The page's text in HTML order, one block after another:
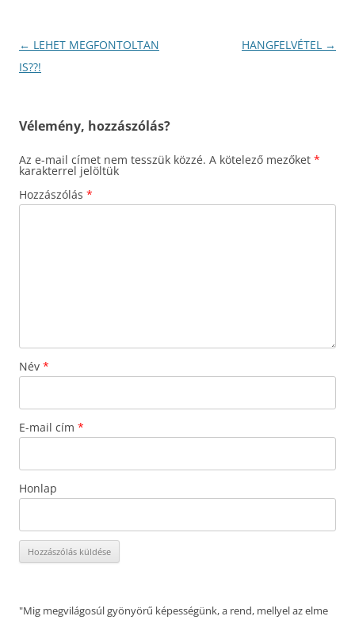
Bejegyzés
navigáció
← LEHET MEGFONTOLTAN
IS??!
HANGFELVÉTEL →
Vélemény, hozzászólás?
Az e-mail címet nem tesszük közzé. A kötelező mezőket *
karakterrel jelöltük
Hozzászólás *
Név *
E-mail cím *
Honlap
"Mig megvilágosúl gyönyörű képességünk, a rend, mellyel az elme